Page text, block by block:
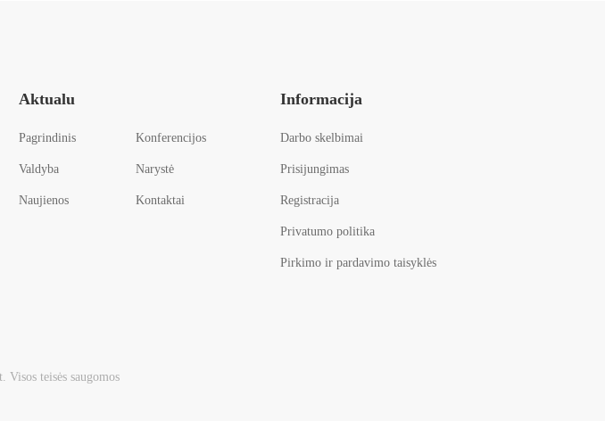
Aktualu
Pagrindinis Konferencijos
Valdyba Narystė
Naujienos Kontaktai
Informacija
Darbo skelbimai
Prisijungimas
Registracija
Privatumo politika
Pirkimo ir pardavimo taisyklės
teisės saugomos